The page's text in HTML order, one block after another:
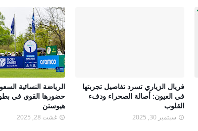
فريال الزياري تسرد تفاصيل تجربتها
في العيون: أصالة الصحراء ودفء
القلوب
سبتمبر 30, 2025
الرياضة النسائية
حضورها القوي في
هيوستن
غشت 28, 2025